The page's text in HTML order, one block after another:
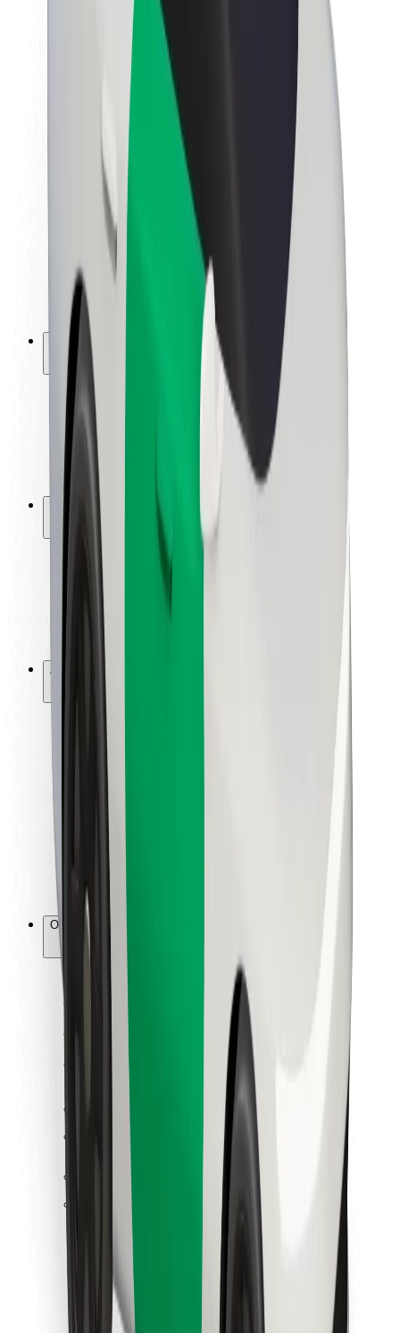
Sustentabilidade na Bolt
Projeto Zero
Sala de imprensa
Diretrizes da marca
Missão
Relações com investidores
Liderança
Marca
Imprensa
Fundo Urbano
Segurança
Segurança dos passageiros
Segurança dos motoristas
Segurança das trotinetes
Safety Lab
Localizações
Soluções para as cidades
Aeroportos
Estações de carregamento da Bolt
Ajuda
Para passageiros
Para motoristas
Para estafetas
Bolt Food
Para restaurantes
Bolt for Business
Outros
Fornecedores
Segurança
Uma viagem em poucos minutos!
Encontra o teu prato favorito!
Instalar app da Bolt Food